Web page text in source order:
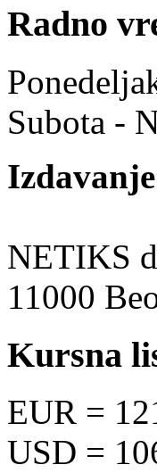
Radno
Subota -
NETIKS
11000
Kursna
EUR =
USD =